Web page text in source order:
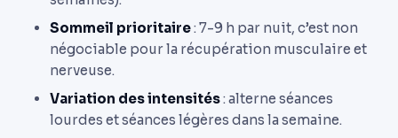
Sommeil prioritaire: 7-9 h par nuit, c’est non
négociable pour la récupération musculaire et
nerveuse.
Variation des intensités: alterne séances
lourdes et séances légères dans la semaine.